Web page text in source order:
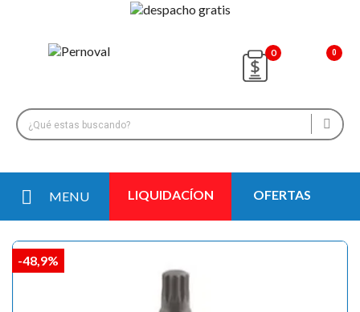
0
MENU LIQUIDACÍON OFERTAS
-48,9%